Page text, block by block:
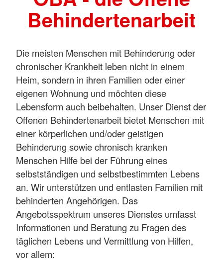
Behindertenarbeit
Die meisten Menschen mit Behinderung oder
chronischer Krankheit leben nicht in einem
Heim, sondern in ihren Familien oder einer
eigenen Wohnung und möchten diese
Lebensform auch beibehalten. Unser Dienst der
Offenen Behindertenarbeit bietet Menschen mit
einer körperlichen und/oder geistigen
Behinderung sowie chronisch kranken
Menschen Hilfe bei der Führung eines
selbstständigen und selbstbestimmten Lebens
an. Wir unterstützen und entlasten Familien mit
behinderten Angehörigen. Das
Angebotsspektrum unseres Dienstes umfasst
Informationen und Beratung zu Fragen des
täglichen Lebens und Vermittlung von Hilfen,
vor allem: